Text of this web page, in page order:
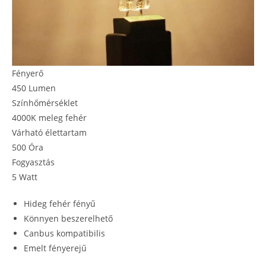
Fényerő
450 Lumen
Színhőmérséklet
4000K meleg fehér
Várható élettartam
500 Óra
Fogyasztás
5 Watt
Hideg fehér fényű
Könnyen beszerelhető
Canbus kompatibilis
Emelt fényerejű